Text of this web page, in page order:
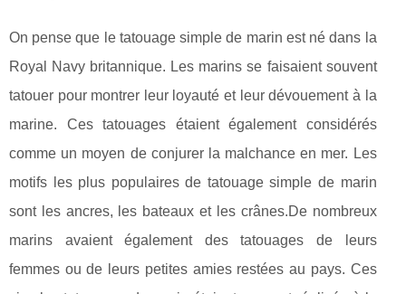
On pense que le tatouage simple de marin est né dans la
Royal Navy britannique. Les marins se faisaient souvent
tatouer pour montrer leur loyauté et leur dévouement à la
marine. Ces tatouages étaient également considérés
comme un moyen de conjurer la malchance en mer. Les
motifs les plus populaires de tatouage simple de marin
sont les ancres, les bateaux et les crânes.De nombreux
marins avaient également des tatouages de leurs
femmes ou de leurs petites amies restées au pays. Ces